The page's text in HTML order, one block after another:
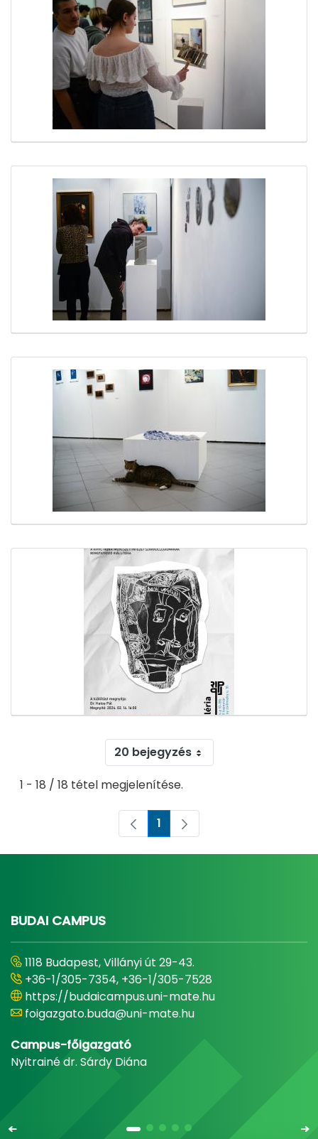
20 bejegyzés
1 - 18 / 18 tétel megjelenítése.
Oldal
1
BUDAI CAMPUS
1118 Budapest, Villányi út 29-43.
+36-1/305-7354, +36-1/305-7528
https://budaicampus.uni-mate.hu
foigazgato.buda@uni-mate.hu
Campus-főigazgató
Nyitrainé dr. Sárdy Diána